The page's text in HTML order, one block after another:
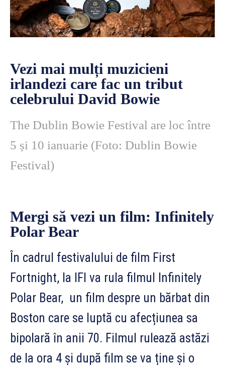
Vezi mai mulți muzicieni
irlandezi care fac un tribut
celebrului David Bowie
The Dublin Bowie Festival are loc între
5 și 10 ianuarie (Foto: Dublin Bowie
Festival)
Mergi să vezi un film: Infinitely
Polar Bear
În cadrul festivalului de film First
Fortnight, la IFI va rula filmul Infinitely
Polar Bear, un film despre un bărbat din
Boston care se luptă cu afecțiunea sa
bipolară în anii 70. Filmul rulează astăzi
de la ora 4 și după film se va ține și o